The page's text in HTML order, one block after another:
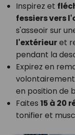
Inspirez et
fessiers vers
s'asseoir sur
l'extérieuret
pendant la
Expirez en
volontairement
en position de
Faites 15 à 20
tonifier et